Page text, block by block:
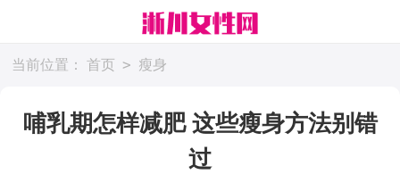
当前位置： 首页 > 瘦身
哺乳期怎样减肥 这些瘦身方法别错
过